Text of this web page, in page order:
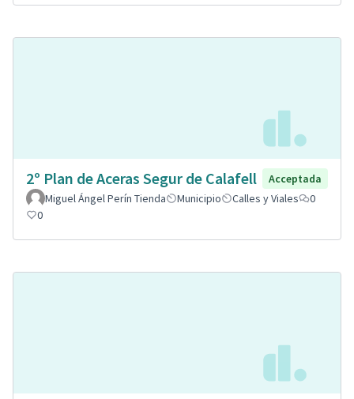
2º Plan de Aceras Segur de Calafell
Acceptada
Miguel Ángel Perín Tienda
Municipio Calles y Viales
0
0